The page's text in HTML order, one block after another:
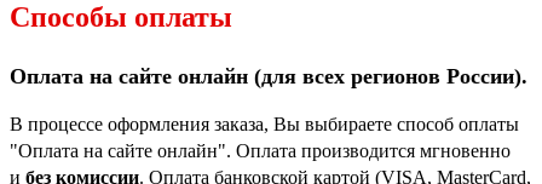
Способы оплаты
Оплата на сайте онлайн (для всех регионов России).
В процессе оформления заказа, Вы выбираете способ оплаты
"Оплата на сайте онлайн". Оплата производится мгновенно
и без комиссии. Оплата банковской картой (VISA, MasterCard,